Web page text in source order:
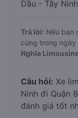
Dầu - Tây
Trả lời: Nếu bạn
cùng trong ngày
Nghĩa
Câu hỏi: Xe
Ninh đi Quận
đánh giá tốt